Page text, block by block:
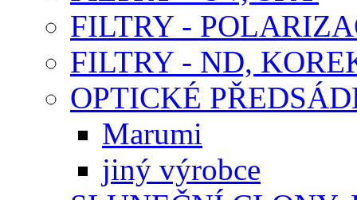
FILTRY -
FILTRY - ND,
OPTICKÉ
Marumi
jiný výrobce